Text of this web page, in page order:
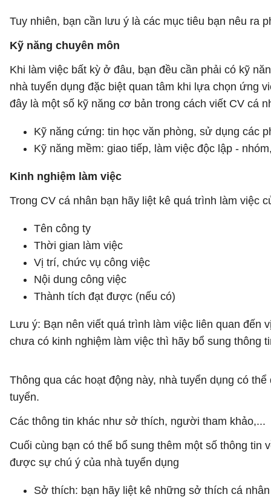
Tuy nhiên, bạn cần lưu ý là các mục tiêu bạn nêu ra
Kỹ năng chuyên môn
Khi làm việc bất kỳ ở đâu, bạn đều cần phải có kỹ
nhà tuyển dụng đặc biệt quan tâm khi lựa chọn ứng
đây là một số kỹ năng cơ bản trong cách viết CV cá
Kỹ năng cứng: tin học văn phòng, sử dụng các
Kỹ năng mềm: giao tiếp, làm việc độc lập -
Kinh nghiệm làm việc
Trong CV cá nhân bạn hãy liệt kê quá trình làm việc
Tên công ty
Thời gian làm việc
Vị trí, chức vụ công việc
Nội dung công việc
Thành tích đạt được (nếu có)
Lưu ý: Bạn nên viết quá trình làm việc liên quan
chưa có kinh nghiệm làm việc thì hãy bổ sung thông
Thông qua các hoạt động này, nhà tuyển dụng có
tuyển.
Các thông tin khác như sở thích, người tham khảo,...
Cuối cùng bạn có thể bổ sung thêm một số thông
được sự chú ý của nhà tuyển dụng
Sở thích: bạn hãy liệt kê những sở thích cá